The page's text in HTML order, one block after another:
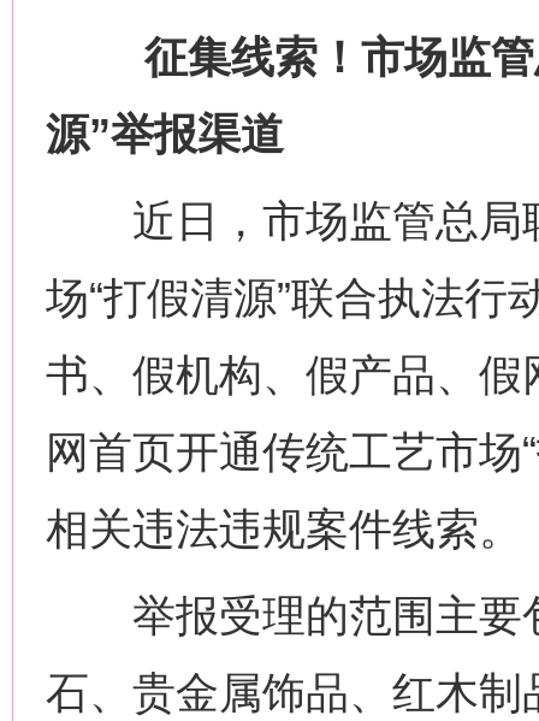
征集线索！市场监管
源”举报渠道
近日，市场监管总局
场“打假清源”联合执法行
书、假机构、假产品、假
网首页开通传统工艺市场
相关违法违规案件线索。
举报受理的范围主要
石、贵金属饰品、红木